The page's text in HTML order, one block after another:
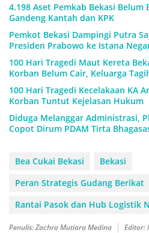
4.198 Aset Pemkab Bekasi
Gandeng Kantah dan KPK
Pemkot Bekasi Dampingi Putra
Presiden Prabowo ke Istana
100 Hari Tragedi Maut Kereta
Korban Belum Cair, Keluarga
100 Hari Tragedi Kecelakaan KA
Korban Tuntut Kejelasan Hukum
Diduga Melanggar Administrasi,
Copot Dirum PDAM Tirta
Bea Cukai Bekasi
Bekasi
Peran Strategis Gudang Berikat
Rantai Pasok dan Hub Logistik
Penulis: Zachra Mutiara Medina Editor: